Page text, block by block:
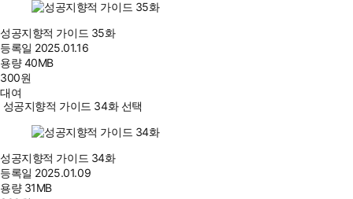
성공지향적 가이드 35화
등록일 2025.01.16
용량40MB
300원
대여
성공지향적 가이드 34화 선택
성공지향적 가이드 34화
등록일 2025.01.09
용량 31MB